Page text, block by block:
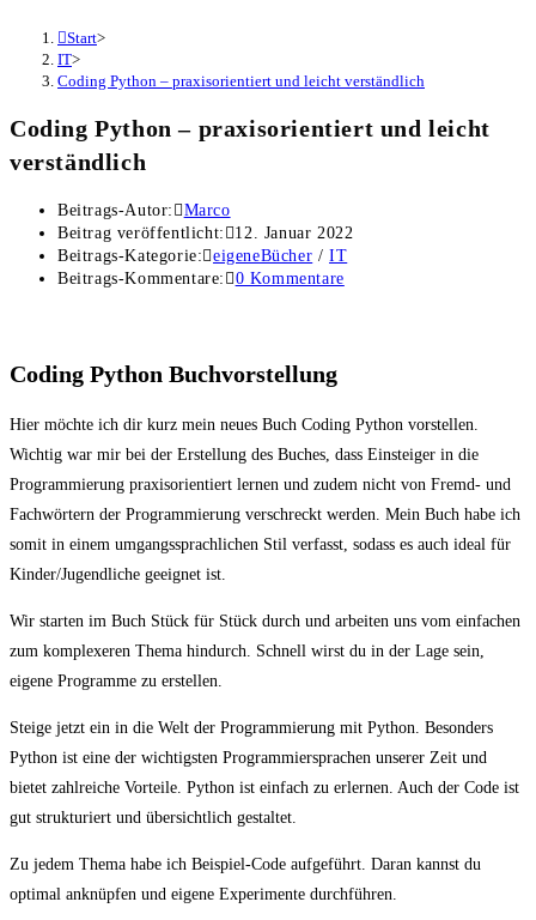
Start>
IT>
Coding Python – praxisorientiert und leicht verständlich
Coding Python – praxisorientiert und leicht
verständlich
Beitrags-Autor:
Marco
Beitrag veröffentlicht:
12. Januar 2022
Beitrags-Kategorie:
eigeneBücher / IT
Beitrags-Kommentare:
0 Kommentare
Coding Python Buchvorstellung
Hier möchte ich dir kurz mein neues Buch Coding Python vorstellen.
Wichtig war mir bei der Erstellung des Buches, dass Einsteiger in die
Programmierung praxisorientiert lernen und zudem nicht von Fremd- und
Fachwörtern der Programmierung verschreckt werden. Mein Buch habe ich
somit in einem umgangssprachlichen Stil verfasst, sodass es auch ideal für
Kinder/Jugendliche geeignet ist.
Wir starten im Buch Stück für Stück durch und arbeiten uns vom einfachen
zum komplexeren Thema hindurch. Schnell wirst du in der Lage sein,
eigene Programme zu erstellen.
Steige jetzt ein in die Welt der Programmierung mit Python. Besonders
Python ist eine der wichtigsten Programmiersprachen unserer Zeit und
bietet zahlreiche Vorteile. Python ist einfach zu erlernen. Auch der Code ist
gut strukturiert und übersichtlich gestaltet.
Zu jedem Thema habe ich Beispiel-Code aufgeführt. Daran kannst du
optimal anknüpfen und eigene Experimente durchführen.